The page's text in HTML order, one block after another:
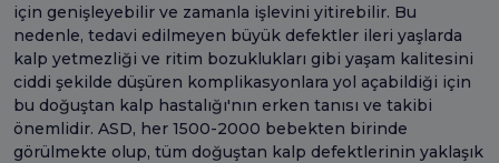
için genişleyebilir ve zamanla işlevini yitirebilir. Bu
nedenle, tedavi edilmeyen büyük defektler ileri yaşlarda
kalp yetmezliği ve ritim bozuklukları gibi yaşam kalitesini
ciddi şekilde düşüren komplikasyonlara yol açabildiği için
bu doğuştan kalp hastalığı'nın erken tanısı ve takibi
önemlidir. ASD, her 1500-2000 bebekten birinde
görülmekte olup, tüm doğuştan kalp defektlerinin yaklaşık